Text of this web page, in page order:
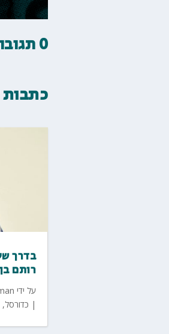
0 תגובות
כתבות
בדרך
רותם
על ידי
| כדורסל,